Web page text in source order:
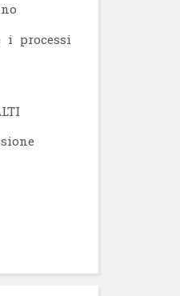
i processi